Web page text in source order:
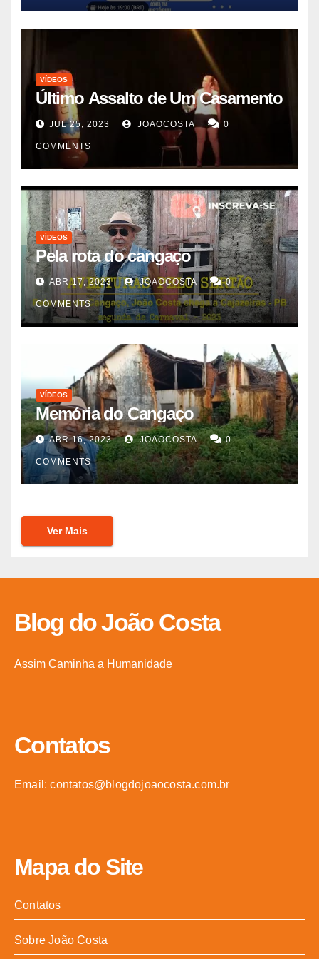
VÍDEOS
Último Assalto de Um Casamento
JUL 25, 2023 JOAOCOSTA 0
COMMENTS
VÍDEOS
Pela rota do cangaço
ABR 17, 2023 JOAOCOSTA 0
COMMENTS
VÍDEOS
Memória do Cangaço
ABR 16, 2023 JOAOCOSTA 0
COMMENTS
Ver Mais
Blog do João Costa
Assim Caminha a Humanidade
Contatos
Email: contatos@blogdojoaocosta.com.br
Mapa do Site
Contatos
Sobre João Costa